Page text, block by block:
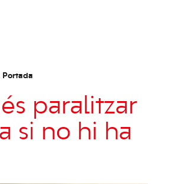
Portada
paralitzar
si no hi ha